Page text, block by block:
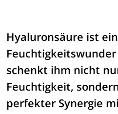
Hyaluronsäure ist
schenkt ihm nicht
Feuchtigkeit,
perfekter Synergie